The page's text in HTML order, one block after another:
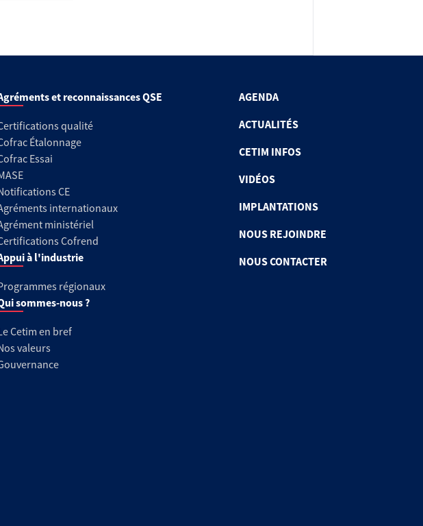
et reconnaissances QSE
qualité
Étalonnage
Essai
CE
internationaux
ministériel
Cofrend
à l'industrie
régionaux
sommes-nous ?
Cetim en bref
valeurs
AGENDA
ACTUALITÉS
CETIM INFOS
VIDÉOS
IMPLANTATIONS
NOUS REJOINDRE
NOUS CONTACTER